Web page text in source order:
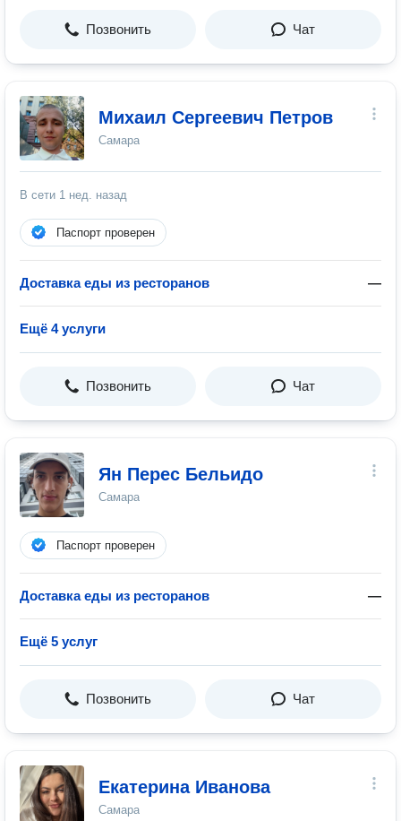
Позвонить Чат
Михаил Сергеевич Петров
Самара
В сети 1 нед. назад
Паспорт проверен
Доставка еды из ресторанов —
Ещё 4 услуги
Позвонить Чат
Ян Перес Бельидо
Самара
Паспорт проверен
Доставка еды из ресторанов —
Ещё 5 услуг
Позвонить Чат
Екатерина Иванова
Самара